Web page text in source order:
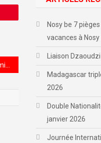
Nosy be 7
vacances à Nosy
Liaison
Madagascar
2026
Double
janvier 2026
Journée